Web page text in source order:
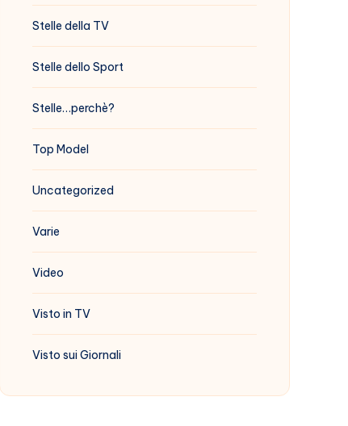
Stelle della TV
Stelle dello Sport
Stelle…perchè?
Top Model
Uncategorized
Varie
Video
Visto in TV
Visto sui Giornali